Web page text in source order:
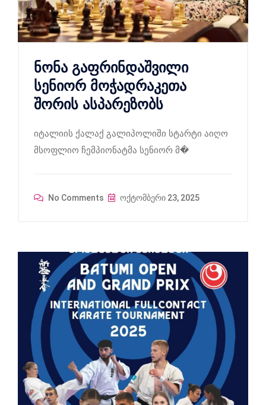
ნონა გაფრინდაშვილი
სენიორ მოჭადრაკეთა
შორის ასპარეზობს
იტალიის ქალაქ გალიპოლიში სტარტი აიღო
მსოფლიო ჩემპიონატმა სენიორ მ�
No Comments ოქტომბერი 23, 2025